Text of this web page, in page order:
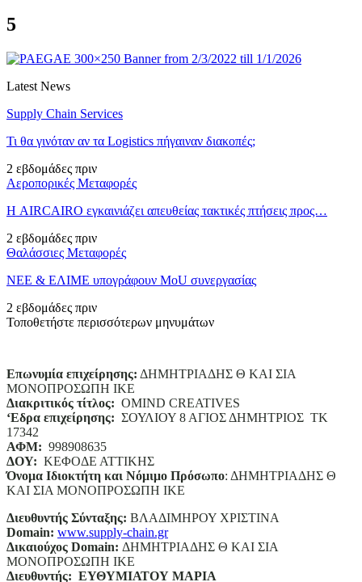
5
Latest News
Supply Chain Services
Τι θα γινόταν αν τα Logistics πήγαιναν διακοπές;
2 εβδομάδες πριν
Αεροπορικές Μεταφορές
Η AIRCAIRO εγκαινιάζει απευθείας τακτικές πτήσεις προς…
2 εβδομάδες πριν
Θαλάσσιες Μεταφορές
ΝΕΕ & ΕΛΙΜΕ υπογράφουν MoU συνεργασίας
2 εβδομάδες πριν
Τοποθετήστε περισσότερων μηνυμάτων
Επωνυμία επιχείρησης: ΔΗΜΗΤΡΙΑΔΗΣ Θ ΚΑΙ ΣΙΑ
ΜΟΝΟΠΡΟΣΩΠΗ ΙΚΕ
Διακριτικός τίτλος: ΟΜΙΝD CREATIVES
‘Eδρα επιχείρησης: ΣΟΥΛΙΟΥ 8 ΑΓΙΟΣ ΔΗΜΗΤΡΙΟΣ ΤΚ
17342
ΑΦΜ: 998908635
ΔΟΥ: ΚΕΦΟΔΕ ΑΤΤΙΚΗΣ
Όνομα Ιδιοκτήτη και Νόμιμο Πρόσωπο: ΔΗΜΗΤΡΙΑΔΗΣ Θ
ΚΑΙ ΣΙΑ ΜΟΝΟΠΡΟΣΩΠΗ ΙΚΕ
Διευθυντής Σύνταξης: ΒΛΑΔΙΜΗΡΟΥ ΧΡΙΣΤΙΝΑ
Domain: www.supply-chain.gr
Δικαιούχος Domain: ΔΗΜΗΤΡΙΑΔΗΣ Θ ΚΑΙ ΣΙΑ
ΜΟΝΟΠΡΟΣΩΠΗ ΙΚΕ
Διευθυντής: ΕΥΘΥΜΙΑΤΟΥ ΜΑΡΙΑ